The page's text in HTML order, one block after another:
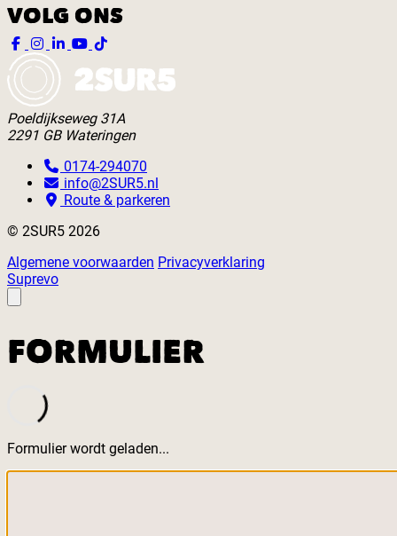
VOLG ONS
Poeldijkseweg 31A
2291 GB Wateringen
0174-294070
info@2SUR5.nl
Route & parkeren
© 2SUR5 2026
Algemene voorwaarden Privacyverklaring
Suprevo
FORMULIER
Formulier wordt geladen...